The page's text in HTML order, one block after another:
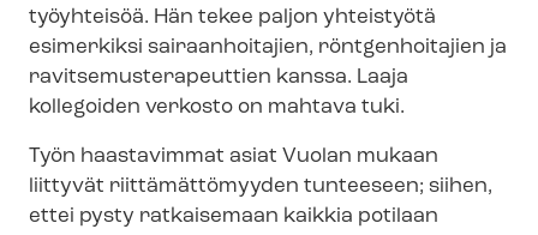
työyhteisöä. Hän tekee paljon yhteistyötä
esimerkiksi sairaanhoitajien, röntgenhoitajien ja
ra­vit­se­mus­te­ra­peut­tien kanssa. Laaja
kollegoiden verkosto on mahtava tuki.
Työn haastavimmat asiat Vuolan mukaan
liittyvät riittämättömyyden tunteeseen; siihen,
ettei pysty ratkaisemaan kaikkia potilaan